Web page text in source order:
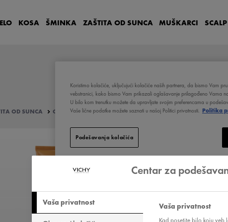
KOSA ŠMINKA ZAŠTITA OD SUNCA MUŠKARCI SCALP
OD SUNCA CAPITAL SOLEIL MLEKO ZA TELO SPF 30 PORODIČNO
Koristimo kolačiće, uključujući kolačiće naših partnera, da bismo Vam
vebstranici, kako bismo Vam prikazali oglašavanje prilagođeno Vama
U bilo kom trenutku možete da upravljate svojim preferencama u
Vaše lične podatke možete saznati u našoj Politici privatnosti.
Politika
Podešavanja kolačića
Centar za
Vaša privatnost Vaša privatnost
Kad posetite bilo koju